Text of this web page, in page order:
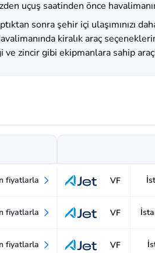
uçuş saatinden önce
sonra şehir içi
kiralık araç
ve zincir gibi ekipmanlara sahip
fiyatlarla
fiyatlarla
fiyatlarla
VF
VF
VF